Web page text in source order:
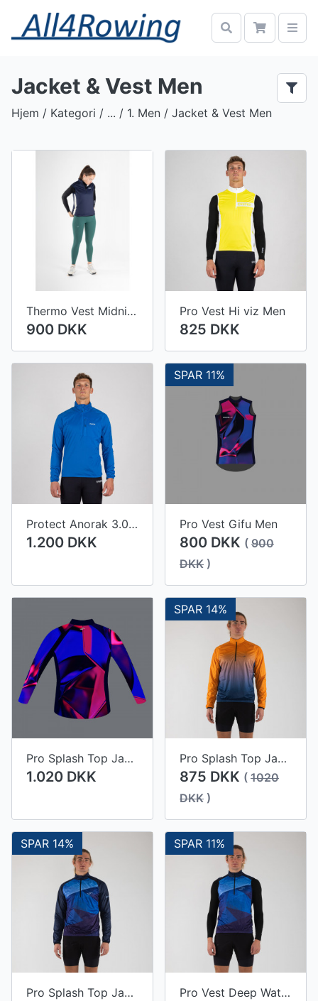
Jacket & Vest Men
Hjem / Kategori / ... / 1. Men / Jacket & Vest Men
Thermo Vest Midnight Stripe Men
900 DKK
Pro Vest Hi viz Men
825 DKK
Protect Anorak 3.0 Men
1.200 DKK
SPAR 11%
Pro Vest Gifu Men
800 DKK ( 900
DKK )
Pro Splash Top Jacket Gifu Men
1.020 DKK
SPAR 14%
Pro Splash Top Jacket Sarasota Men
875 DKK ( 1020
DKK )
SPAR 14%
Pro Splash Top Jacket Deep Water Men
SPAR 11%
Pro Vest Deep Water Men